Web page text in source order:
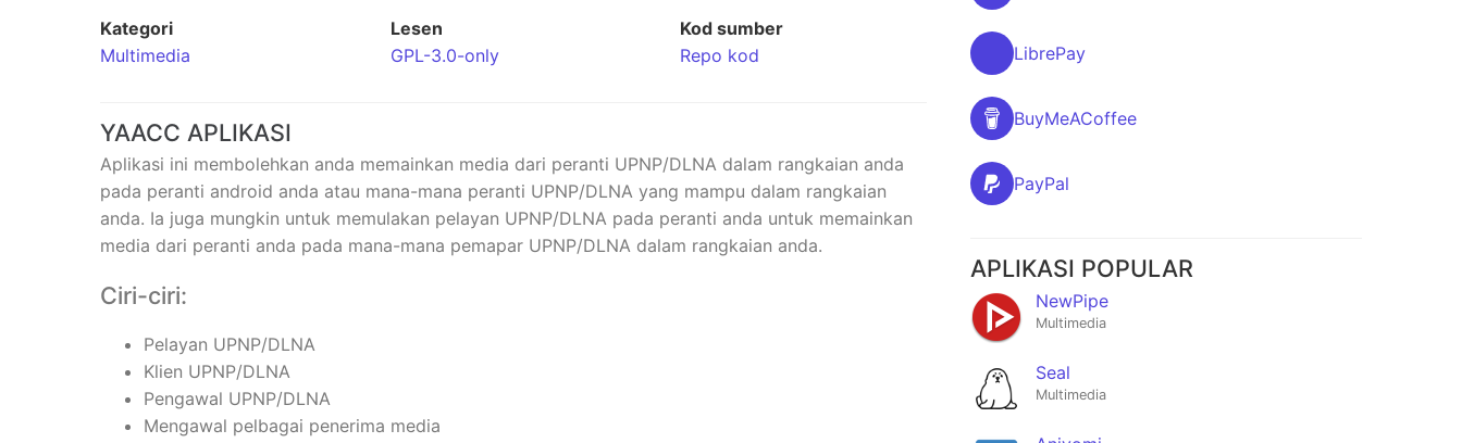
Kategori
Multimedia
Lesen
GPL-3.0-only
Kod sumber
Repo kod
YAACC APLIKASI
Aplikasi ini membolehkan anda memainkan media dari peranti UPNP/DLNA dalam rangkaian anda
pada peranti android anda atau mana-mana peranti UPNP/DLNA yang mampu dalam rangkaian
anda. Ia juga mungkin untuk memulakan pelayan UPNP/DLNA pada peranti anda untuk memainkan
media dari peranti anda pada mana-mana pemapar UPNP/DLNA dalam rangkaian anda.
Ciri-ciri:
Pelayan UPNP/DLNA
Klien UPNP/DLNA
Pengawal UPNP/DLNA
Mengawal pelbagai penerima media
LibrePay
BuyMeACoffee
PayPal
APLIKASI POPULAR
NewPipe
Multimedia
Seal
Multimedia